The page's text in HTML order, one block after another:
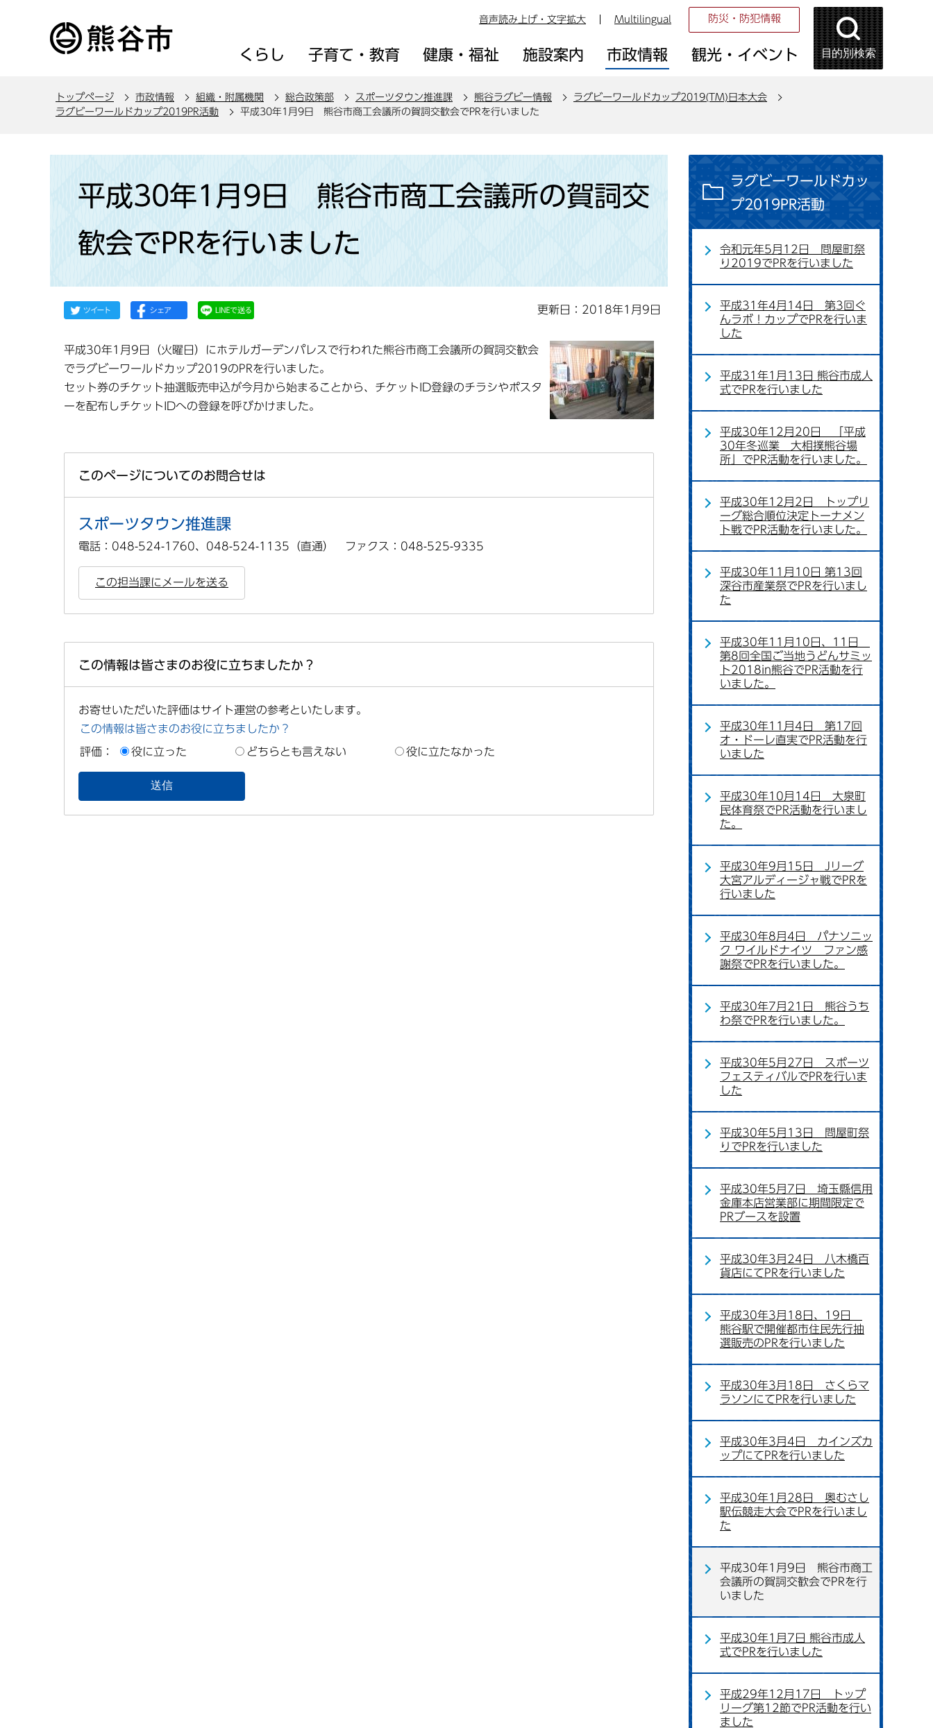
音声読み上げ・文字拡大 Multilingual 防災・防犯情報
くらし 子育て・教育 健康・福祉 施設案内 市政情報 観光・イベント 目的別検索
トップページ 市政情報 組織・附属機関 総合政策部 スポーツタウン推進課 熊谷ラグビー情報
ラグビーワールドカップ2019(TM)日本大会
ラグビーワールドカップ2019PR活動
平成30年1月9日 熊谷市商工会議所の賀詞交歓会でPRを行いました
平成30年1月9日 熊谷市商工会議所の賀詞交
歓会でPRを行いました
更新日：2018年1月9日
平成30年1月9日（火曜日）にホテルガーデンパレスで行われた熊谷市商工会議所の賀詞交歓会
でラグビーワールドカップ2019のPRを行いました。
セット券のチケット抽選販売申込が今月から始まることから、チケットID登録のチラシやポスタ
ーを配布しチケットIDへの登録を呼びかけました。
このページについてのお問合せは
スポーツタウン推進課
電話：048-524-1760、048-524-1135（直通） ファクス：048-525-9335
この担当課にメールを送る
この情報は皆さまのお役に立ちましたか？
お寄せいただいた評価はサイト運営の参考といたします。
この情報は皆さまのお役に立ちましたか？
評価： 役に立った どちらとも言えない 役に立たなかった
ラグビーワールドカッ
プ2019PR活動
令和元年5月12日 問屋町祭
り2019でPRを行いました
平成31年4月14日 第3回ぐ
んラボ！カップでPRを行いま
した
平成31年1月13日 熊谷市成人
式でPRを行いました
平成30年12月20日 「平成
30年冬巡業 大相撲熊谷場
所」でPR活動を行いました。
平成30年12月2日 トップリ
ーグ総合順位決定トーナメン
ト戦でPR活動を行いました。
平成30年11月10日 第13回
深谷市産業祭でPRを行いまし
た
平成30年11月10日、11日
第8回全国ご当地うどんサミッ
ト2018in熊谷でPR活動を行
いました。
平成30年11月4日 第17回
オ・ドーレ直実でPR活動を行
いました
平成30年10月14日 大泉町
民体育祭でPR活動を行いまし
た。
平成30年9月15日 Jリーグ
大宮アルディージャ戦でPRを
行いました
平成30年8月4日 パナソニッ
ク ワイルドナイツ ファン感
謝祭でPRを行いました。
平成30年7月21日 熊谷うち
わ祭でPRを行いました。
平成30年5月27日 スポーツ
フェスティバルでPRを行いま
した
平成30年5月13日 問屋町祭
りでPRを行いました
平成30年5月7日 埼玉縣信用
金庫本店営業部に期間限定で
PRブースを設置
平成30年3月24日 八木橋百
貨店にてPRを行いました
平成30年3月18日、19日
熊谷駅で開催都市住民先行抽
選販売のPRを行いました
平成30年3月18日 さくらマ
ラソンにてPRを行いました
平成30年3月4日 カインズカ
ップにてPRを行いました
平成30年1月28日 奥むさし
駅伝競走大会でPRを行いまし
た
平成30年1月9日 熊谷市商工
会議所の賀詞交歓会でPRを行
いました
平成30年1月7日 熊谷市成人
式でPRを行いました
平成29年12月17日 トップ
リーグ第12節でPR活動を行い
ました